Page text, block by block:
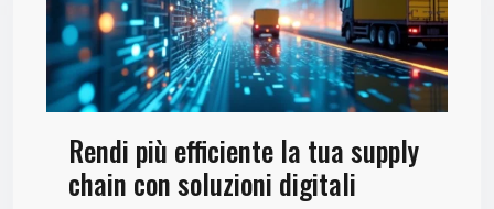
Rendi più efficiente la tua supply
chain con soluzioni digitali